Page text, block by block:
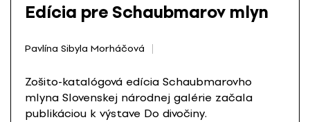
Edícia pre Schaubmarov mlyn
Pavlína Sibyla Morháčová
Zošito-katalógová edícia Schaubmarovho
mlyna Slovenskej národnej galérie začala
publikáciou k výstave Do divočiny.